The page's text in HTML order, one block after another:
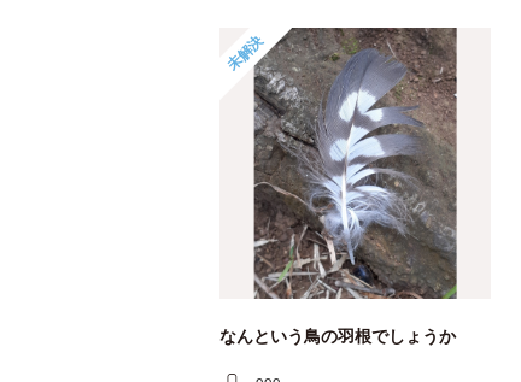
未解決
なんという鳥の羽根でしょうか